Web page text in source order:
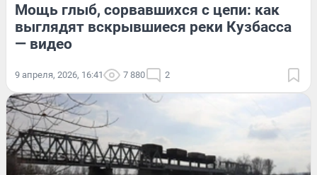
Мощь глыб, сорвавшихся с цепи: как
выглядят вскрывшиеся реки Кузбасса
— видео
9 апреля, 2026, 16:41 7 880 2